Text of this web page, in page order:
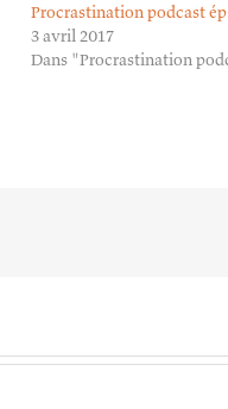
Procrastination podcast
3 avril 2017
Dans "Procrastination